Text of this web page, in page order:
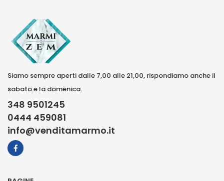
Siamo sempre aperti dalle 7,00 alle 21,00, rispondiamo anche il
sabato e la domenica.
348 9501245
0444 459081
info@venditamarmo.it